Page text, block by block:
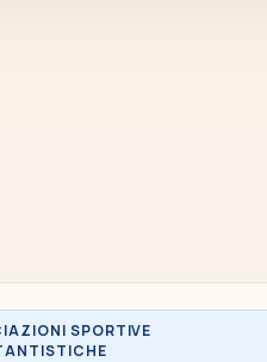
SPORTIVE